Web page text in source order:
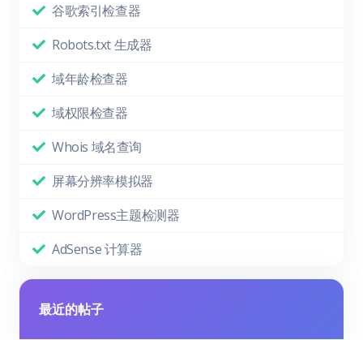
谷歌索引检查器
Robots.txt 生成器
域年龄检查器
域权限检查器
Whois 域名查询
屏幕分辨率模拟器
WordPress主题检测器
AdSense 计算器
最近的帖子